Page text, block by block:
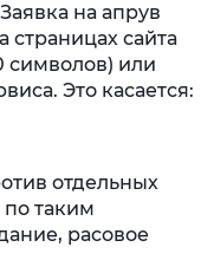
на апрув
страницах сайта
символов) или
Это касается:
отдельных
таким
расовое